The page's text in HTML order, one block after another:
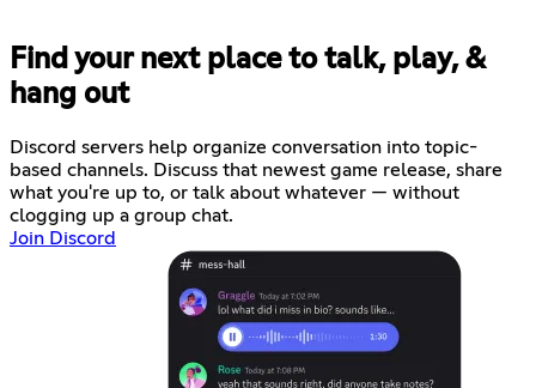
Find your next place to talk, play, &
hang out
Discord servers help organize conversation into topic-
based channels. Discuss that newest game release, share
what you're up to, or talk about whatever — without
clogging up a group chat.
Join Discord